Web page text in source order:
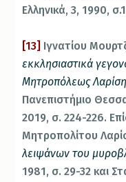
Ελληνικά, 3, 1990,
[13] Ιγνατίου
εκκλησιαστικά
Μητροπόλεως
Πανεπιστήμιο
2019, σ. 224-226.
Μητροπολίτου
λειψάνων του
1981, σ. 29-32 και